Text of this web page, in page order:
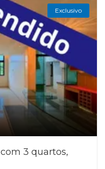
Exclusivo
3 quartos,